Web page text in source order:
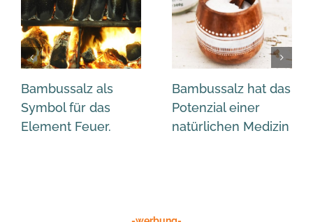
Bambussalz als
Symbol für das
Element Feuer.
Bambussalz hat das
Potenzial einer
natürlichen Medizin